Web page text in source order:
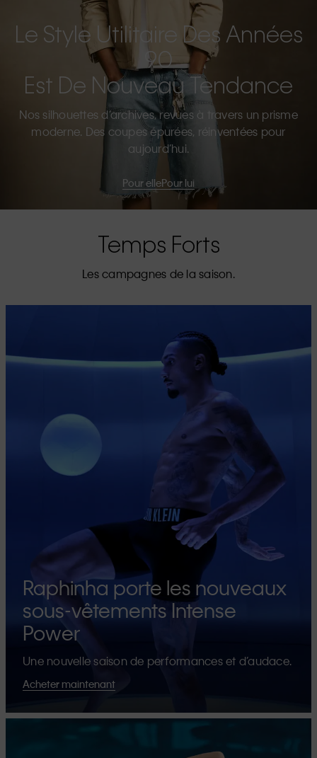
Le Style Utilitaire Des Années
90
Est De Nouveau Tendance
Nos silhouettes d’archives, revues à travers un prisme
moderne. Des coupes épurées, réinventées pour
aujourd’hui.
Pour ellePour lui
Temps Forts
Les campagnes de la saison.
Raphinha porte les nouveaux
sous-vêtements Intense
Power
Une nouvelle saison de performances et d’audace.
Acheter maintenant